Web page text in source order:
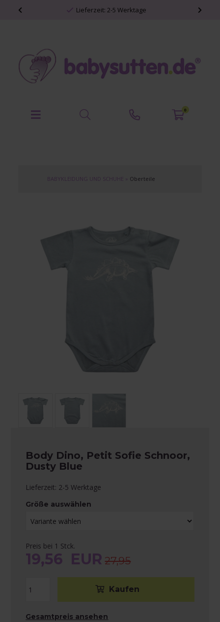
Lieferzeit: 2-5 Werktage
0
BABYKLEIDUNG UND SCHUHE Oberteile
Body Dino, Petit Sofie Schnoor,
Dusty Blue
Lieferzeit: 2-5 Werktage
Größe auswählen
Preis bei 1 Stck.
19,56 EUR 27,95
Gesamtpreis ansehen